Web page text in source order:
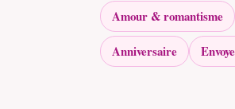
Amour & romantisme
Anniversaire